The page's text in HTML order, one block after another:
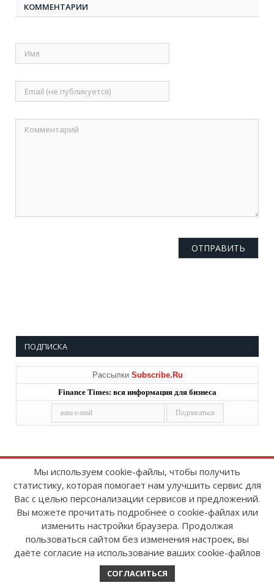
КОММЕНТАРИИ
ПОДПИСКА
Рассылки Subscribe.Ru
Finance Times: вся информация для бизнеса
Copyright © 2008-2026FinanceTimes
Зарегистрировано в Роскомнадзоре
Свидетельство о регистрации СМИ:
серия Эл № ФС77-86300 от 10 ноября 2023 г
Мы используем cookie-файлы, чтобы получить
статистику, которая помогает нам улучшить сервис для
Вас с целью персонализации сервисов и предложений.
Вы можете прочитать подробнее о cookie-файлах или
изменить настройки браузера. Продолжая
пользоваться сайтом без изменения настроек, вы
даёте согласие на использование ваших cookie-файлов
СОГЛАСИТЬСЯ